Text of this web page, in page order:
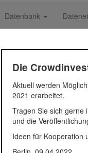
Datenbank
3a,
entstehen
geschützt ist.
700.000
2021
Aktiv
Die
Aktuell werden
2021 erarbeitet.
Tragen Sie sich gerne
und die
Ideen für Kooperation